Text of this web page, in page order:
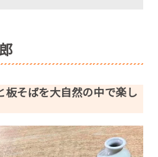
板そばを大自然の中で楽し